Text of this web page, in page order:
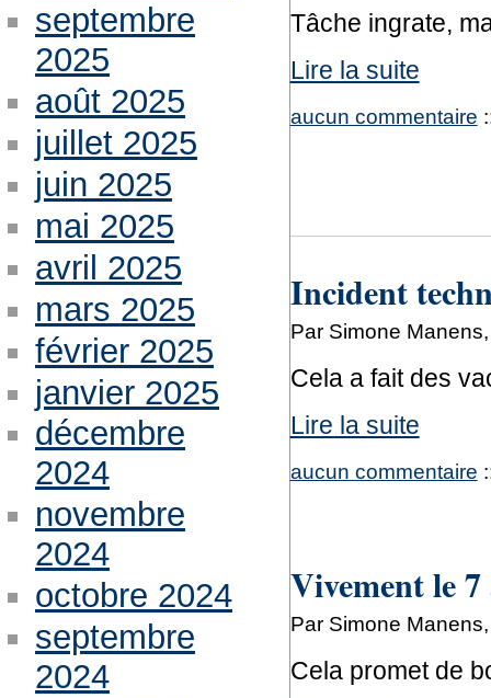
Tâche ingrate,
Lire la suite
aucun commentaire
Incident
Par Simone
Cela a fait des
Lire la suite
aucun commentaire
Vivement le
Par Simone
Cela promet de
septembre
2025
août 2025
juillet 2025
juin 2025
mai 2025
avril 2025
mars 2025
février 2025
janvier 2025
décembre
2024
novembre
2024
octobre 2024
septembre
2024